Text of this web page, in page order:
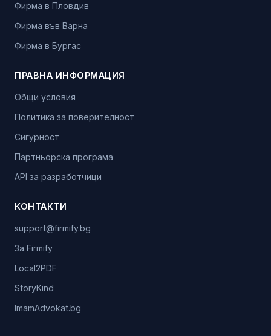
Фирма в Пловдив
Фирма във Варна
Фирма в Бургас
ПРАВНА ИНФОРМАЦИЯ
Общи условия
Политика за поверителност
Сигурност
Партньорска програма
API за разработчици
КОНТАКТИ
support@firmify.bg
За Firmify
Local2PDF
StoryKind
ImamAdvokat.bg